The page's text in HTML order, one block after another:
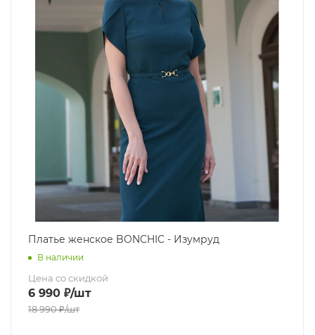
Платье женское BONCHIC - Изумруд
В наличии
Цена со скидкой
6 990 ₽/шт
18 990₽/шт